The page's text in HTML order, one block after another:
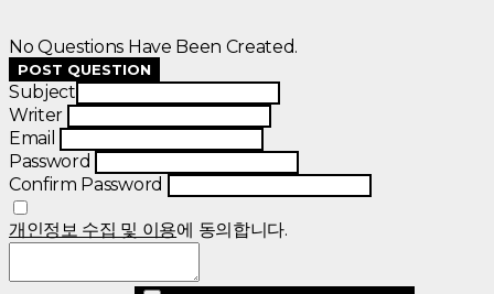
No Questions Have Been Created.
POST QUESTION
Subject
Writer
Email
Password
Confirm Password
개인정보 수집 및 이용에 동의합니다.